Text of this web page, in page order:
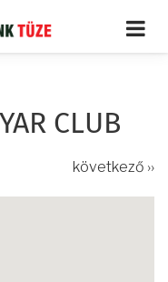
CLUB
következő ››